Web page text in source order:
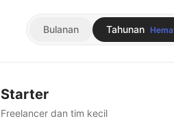
Bulanan Tahunan
Starter
Freelancer dan tim kecil